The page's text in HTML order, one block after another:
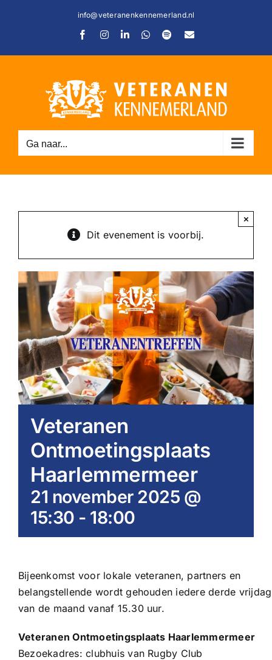
info@veteranenkennemerland.nl
FacebookInstagramLinkedInWhatsApp
SpotifyE-
Ga naar...
Dit evenement is voorbij.
×
Veteranen
Ontmoetingsplaats
Haarlemmermeer
21 november 2025 @
15:30 - 18:00
Bijeenkomst voor lokale veteranen, partners en
belangstellende wordt gehouden iedere derde vrijdag
van de maand vanaf 15.30 uur.
Veteranen Ontmoetingsplaats Haarlemmermeer
Bezoekadres:clubhuis van Rugby Club